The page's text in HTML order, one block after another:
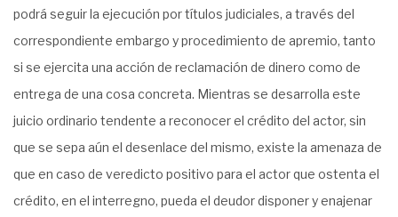
podrá seguir la ejecución por títulos judiciales, a través del
correspondiente embargo y procedimiento de apremio, tanto
si se ejercita una acción de reclamación de dinero como de
entrega de una cosa concreta. Mientras se desarrolla este
juicio ordinario tendente a reconocer el crédito del actor, sin
que se sepa aún el desenlace del mismo, existe la amenaza de
que en caso de veredicto positivo para el actor que ostenta el
crédito, en el interregno, pueda el deudor disponer y enajenar